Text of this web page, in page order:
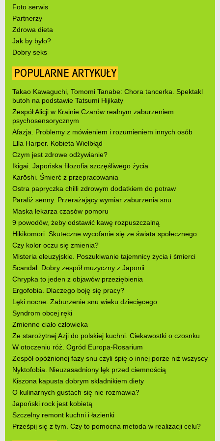
Foto serwis
Partnerzy
Zdrowa dieta
Jak by było?
Dobry seks
POPULARNE ARTYKUŁY
Takao Kawaguchi, Tomomi Tanabe: Chora tancerka. Spektakl
butoh na podstawie Tatsumi Hijikaty
Zespół Alicji w Krainie Czarów realnym zaburzeniem
psychosensorycznym
Afazja. Problemy z mówieniem i rozumieniem innych osób
Ella Harper. Kobieta Wielbłąd
Czym jest zdrowe odżywianie?
Ikigai. Japońska filozofia szczęśliwego życia
Karōshi. Śmierć z przepracowania
Ostra papryczka chilli zdrowym dodatkiem do potraw
Paraliż senny. Przerażający wymiar zaburzenia snu
Maska lekarza czasów pomoru
9 powodów, żeby odstawić kawę rozpuszczalną
Hikikomori. Skuteczne wycofanie się ze świata społecznego
Czy kolor oczu się zmienia?
Misteria eleuzyjskie. Poszukiwanie tajemnicy życia i śmierci
Scandal. Dobry zespół muzyczny z Japonii
Chrypka to jeden z objawów przeziębienia
Ergofobia. Dlaczego boję się pracy?
Lęki nocne. Zaburzenie snu wieku dziecięcego
Syndrom obcej ręki
Zmienne ciało człowieka
Ze starożytnej Azji do polskiej kuchni. Ciekawostki o czosnku
W otoczeniu róż. Ogród Europa-Rosarium
Zespół opóźnionej fazy snu czyli śpię o innej porze niż wszyscy
Nyktofobia. Nieuzasadniony lęk przed ciemnością
Kiszona kapusta dobrym składnikiem diety
O kulinarnych gustach się nie rozmawia?
Japoński rock jest kobietą
Szczelny remont kuchni i łazienki
Prześpij się z tym. Czy to pomocna metoda w realizacji celu?